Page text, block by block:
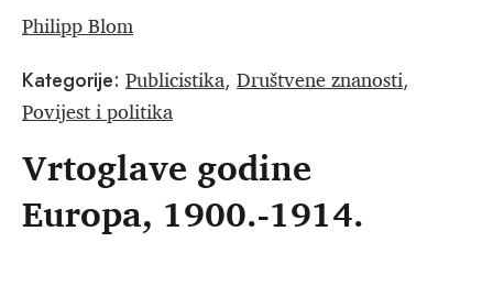
Philipp Blom
Kategorije: Publicistika, Društvene znanosti,
Povijest i politika
Vrtoglave godine
Europa, 1900.-1914.